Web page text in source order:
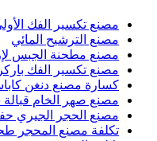
مصنع تكسير الفك
مصنع الترشيح المائي
مصنع مطحنة الجبس
مصنع تكسير الفك باركر
كسارة مصنع دنغن
مصنع صهر الخام
مصنع الحجر الجيري
تكلفة مصنع المحجر